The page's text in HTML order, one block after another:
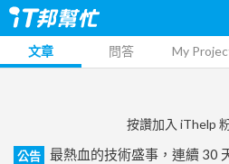
文章 問答 My
按讚加入 iThelp
公告
最熱血的技術盛事，連續 30